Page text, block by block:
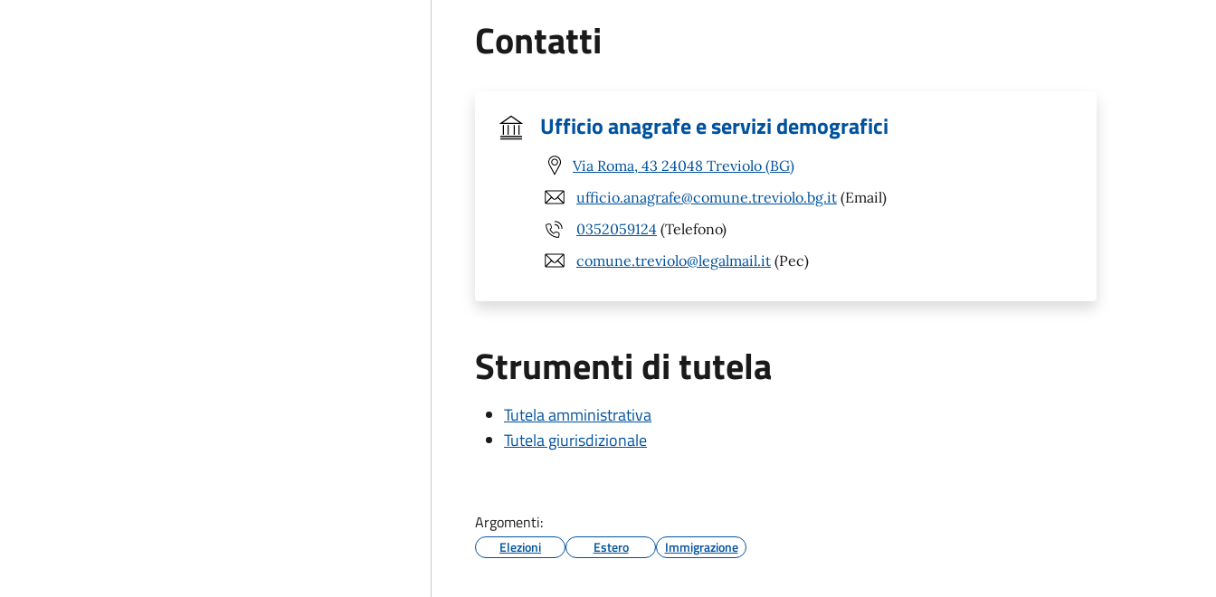
Contatti
Ufficio anagrafe e servizi demografici
Via Roma, 43 24048 Treviolo (BG)
ufficio.anagrafe@comune.treviolo.bg.it (Email)
0352059124 (Telefono)
comune.treviolo@legalmail.it (Pec)
Strumenti di tutela
Tutela amministrativa
Tutela giurisdizionale
Argomenti:
Elezioni Estero Immigrazione